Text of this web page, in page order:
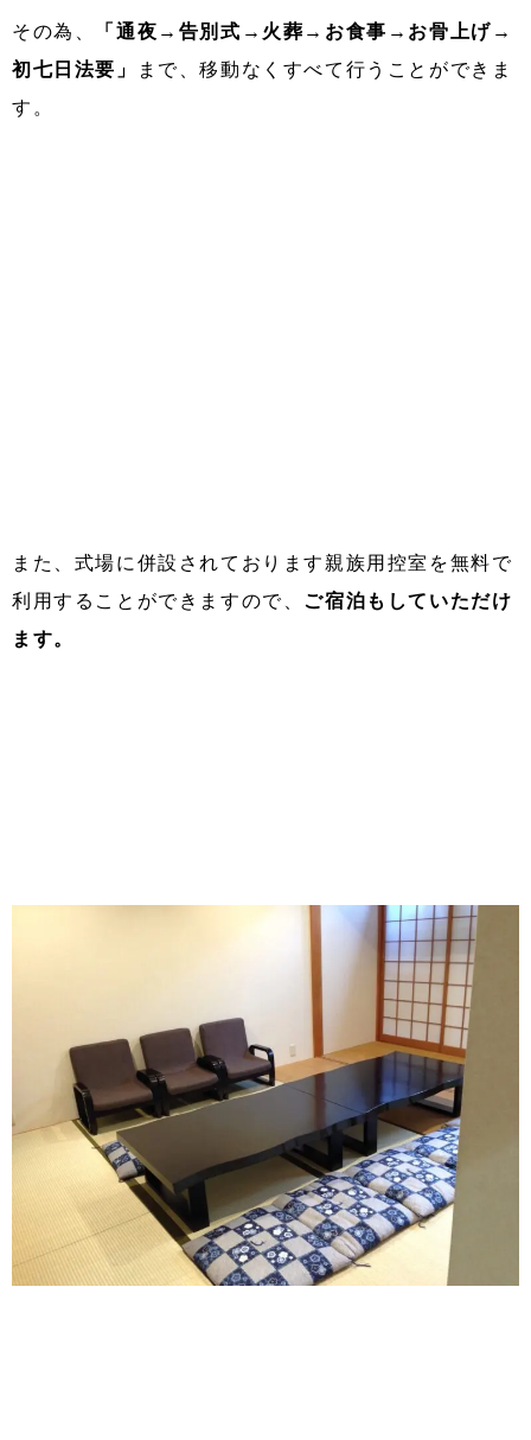
その為、
「通夜→告別式→火葬→お食事→お骨上げ→
初七日法要」
まで、移動なくすべて行うことができま
す。
また、式場に併設されております親族用控室を無料で
利用することができますので、 ご宿泊もしていただけ
ます。